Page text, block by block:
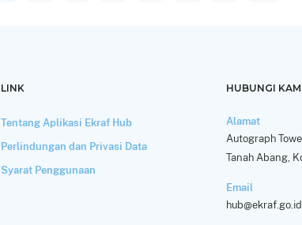
LINK
Tentang Aplikasi Ekraf Hub
Perlindungan dan Privasi Data
Syarat Penggunaan
HUBUNGI
Alamat
Autograph
Tanah Abang,
Email
hub@ekraf.go.id